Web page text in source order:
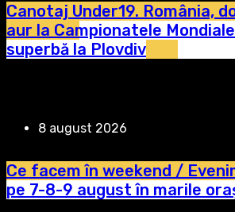
Canotaj Under19. România,
aur la Campionatele
superbă la Plovdiv
8 august 2026
Ce facem în weekend /
pe 7-8-9 august în marile